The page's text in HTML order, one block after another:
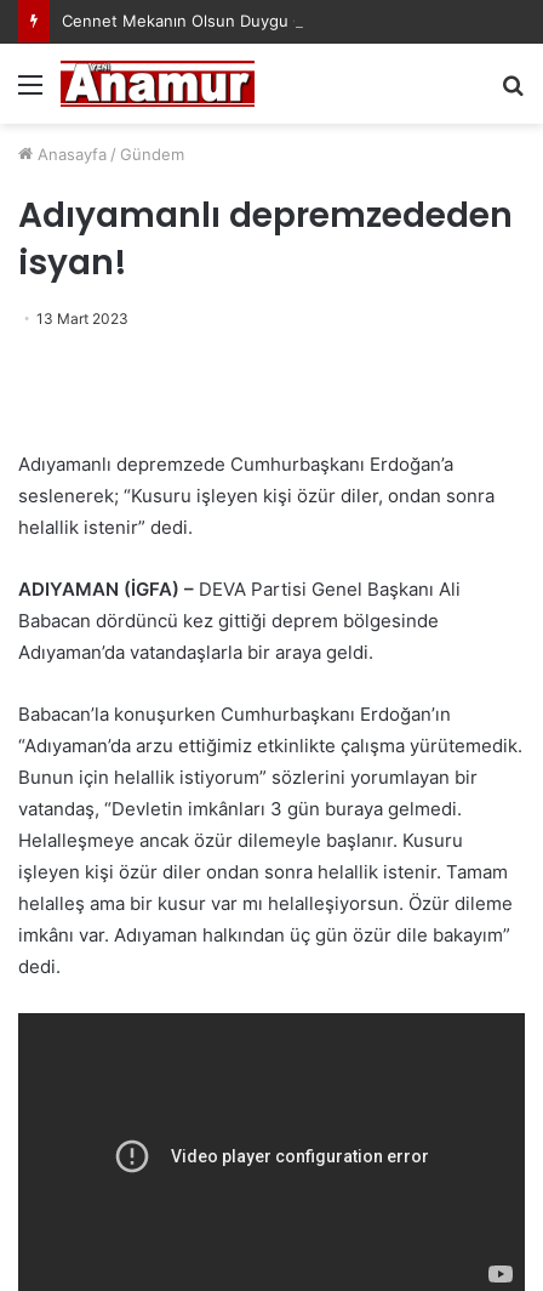
Cennet Mekanın Olsun Duygu Öksüz Canova
Menü
Anasayfa / Gündem
Adıyamanlı depremzededen
isyan!
13 Mart 2023
Adıyamanlı depremzede Cumhurbaşkanı Erdoğan’a
seslenerek; “Kusuru işleyen kişi özür diler, ondan sonra
helallik istenir” dedi.
ADIYAMAN (İGFA) – DEVA Partisi Genel Başkanı Ali
Babacan dördüncü kez gittiği deprem bölgesinde
Adıyaman’da vatandaşlarla bir araya geldi.
Babacan’la konuşurken Cumhurbaşkanı Erdoğan’ın
“Adıyaman’da arzu ettiğimiz etkinlikte çalışma yürütemedik.
Bunun için helallik istiyorum” sözlerini yorumlayan bir
vatandaş, “Devletin imkânları 3 gün buraya gelmedi.
Helalleşmeye ancak özür dilemeyle başlanır. Kusuru
işleyen kişi özür diler ondan sonra helallik istenir. Tamam
helalleş ama bir kusur var mı helalleşiyorsun. Özür dileme
imkânı var. Adıyaman halkından üç gün özür dile bakayım”
dedi.